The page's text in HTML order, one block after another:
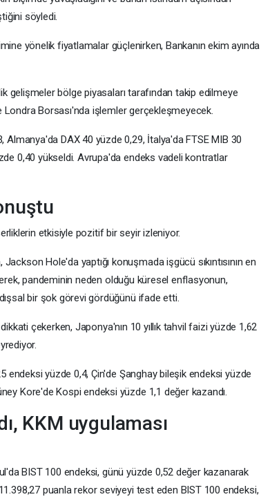
söyledi.
yönelik fiyatlamalar güçlenirken, Bankanın ekim ayında
gelişmeler bölge piyasaları tarafından takip edilmeye
Borsası'nda işlemler gerçekleşmeyecek.
DAX 40 yüzde 0,29, İtalya'da FTSE MIB 30
0,40 yükseldi. Avrupa'da endeks vadeli kontratlar
etkisiyle pozitif bir seyir izleniyor.
Hole'da yaptığı konuşmada işgücü sıkıntısının en
pandeminin neden olduğu küresel enflasyonun,
bir şok görevi gördüğünü ifade etti.
çekerken, Japonya'nın 10 yıllık tahvil faizi yüzde 1,62
endeksi yüzde 0,4, Çin'de Şanghay bileşik endeksi yüzde
Kore'de Kospi endeksi yüzde 1,1 değer kazandı.
KKM uygulaması
BIST 100 endeksi, günü yüzde 0,52 değer kazanarak
puanla rekor seviyeyi test eden BIST 100 endeksi,